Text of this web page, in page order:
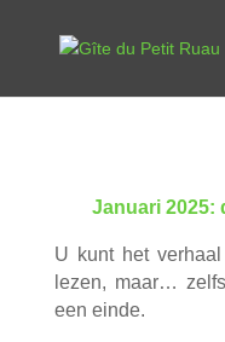
Januari 2025:
U kunt het
lezen, maar…
een einde.